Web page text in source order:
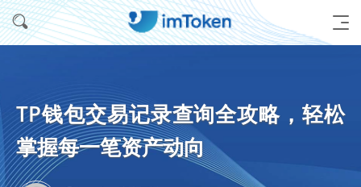
TP钱包交易记录查询全攻略，轻松
掌握每一笔资产动向